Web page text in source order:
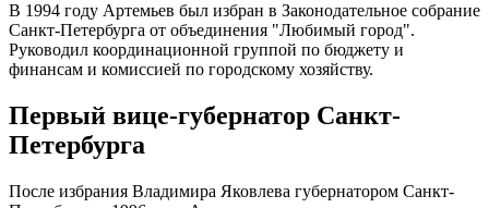
В 1994 году Артемьев был избран в Законодательное собрание
Санкт-Петербурга от объединения "Любимый город".
Руководил координационной группой по бюджету и
финансам и комиссией по городскому хозяйству.
Первый вице-губернатор Санкт-
Петербурга
После избрания Владимира Яковлева губернатором Санкт-